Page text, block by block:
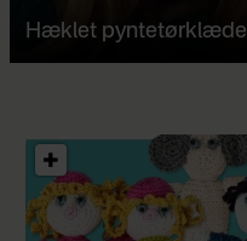
Hæklet pyntetørklæde